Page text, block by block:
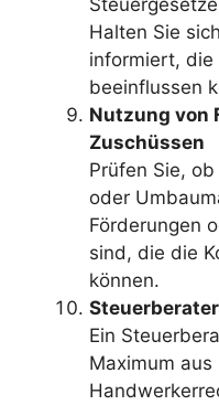
Halten Sie
informiert, die
beeinflussen
Nutzung von
Zuschüssen
Prüfen Sie,
oder
Förderungen
sind, die die
können.
Ein
Maximum aus